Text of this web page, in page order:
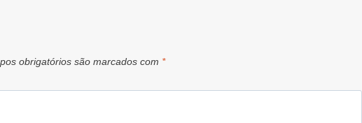
obrigatórios são marcados com *